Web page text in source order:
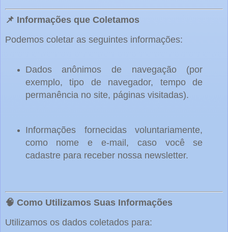
📌 Informações que Coletamos
Podemos coletar as seguintes informações:
Dados anônimos de navegação (por
exemplo, tipo de navegador, tempo de
permanência no site, páginas visitadas).
Informações fornecidas voluntariamente,
como nome e e-mail, caso você se
cadastre para receber nossa newsletter.
🧠 Como Utilizamos Suas Informações
Utilizamos os dados coletados para: